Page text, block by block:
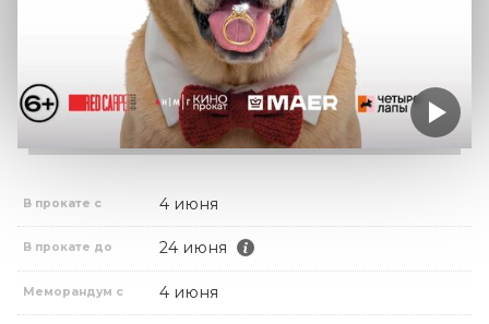
В прокате с 4 июня
В прокате до 24 июня
Меморандум с 4 июня